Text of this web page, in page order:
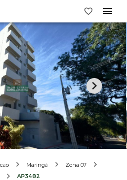
Maringá
Zona 07
AP3482